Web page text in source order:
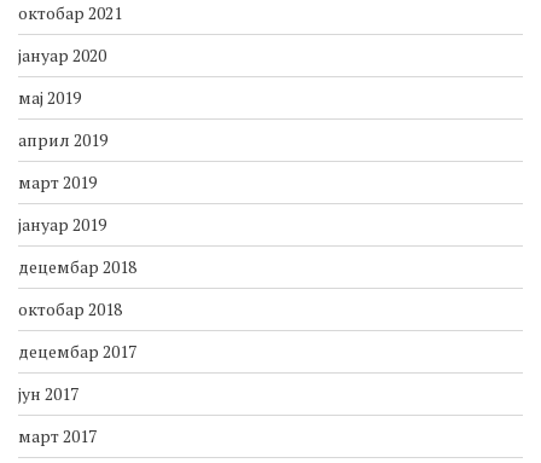
октобар 2021
јануар 2020
мај 2019
април 2019
март 2019
јануар 2019
децембар 2018
октобар 2018
децембар 2017
јун 2017
март 2017